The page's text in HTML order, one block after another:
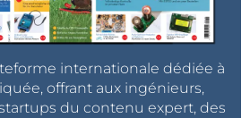
internationale dédiée à
offrant aux ingénieurs,
du contenu expert, des